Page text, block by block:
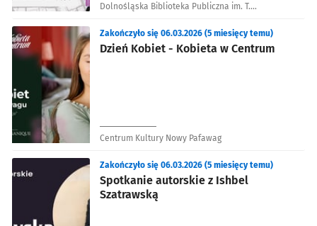
Dolnośląska Biblioteka Publiczna im. T.
Dzień Kobiet - Kobieta w Centrum
Zakończyło się 06.03.2026 (5 miesięcy temu)
Centrum Kultury Nowy Pafawag
Spotkanie autorskie z Ishbel
Szatrawską
Zakończyło się 06.03.2026 (5 miesięcy temu)